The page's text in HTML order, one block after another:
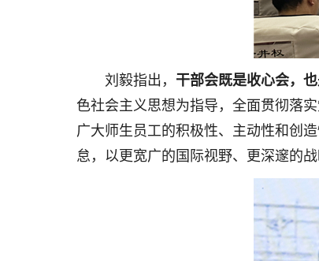
刘毅指出， 干部会既是收心会，
色社会主义思想为指导，全面贯彻落
广大师生员工的积极性、主动性和创
怠，以更宽广的国际视野、更深邃的